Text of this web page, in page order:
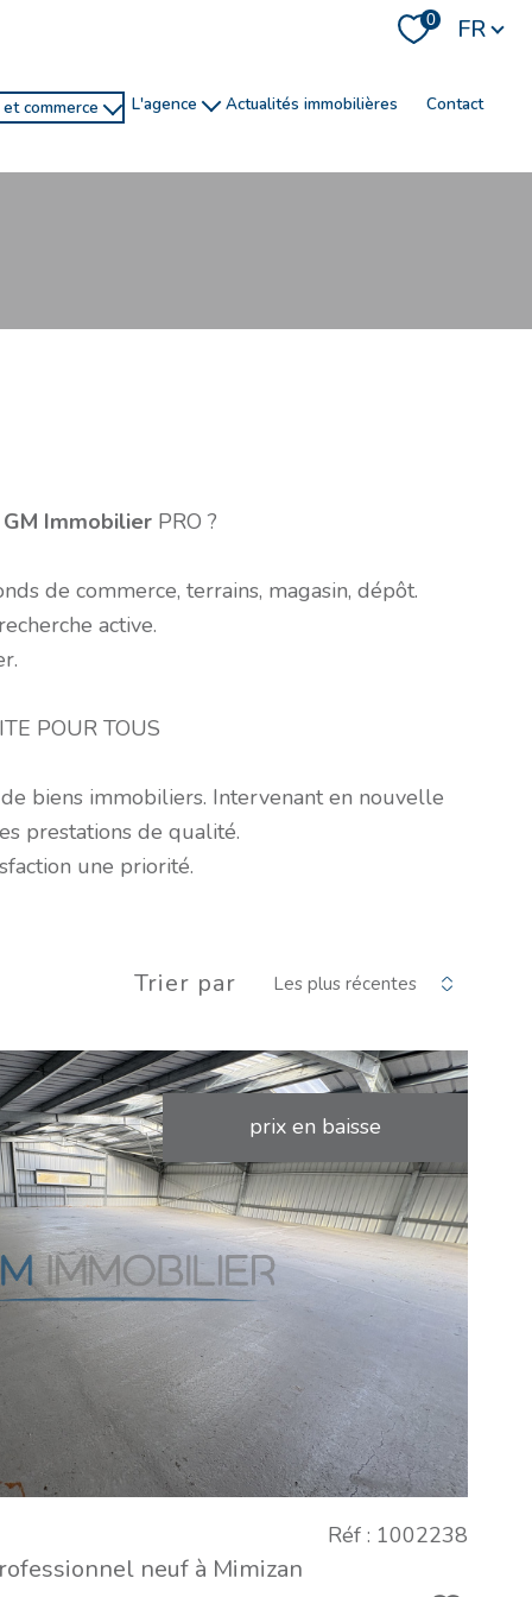
0 Langue
FR
et commerce l'agence actualités immobilières contact
GM ImmobilierPRO ?
de commerce, terrains, magasin, dépôt.
active.
POUR TOUS
biens immobiliers. Intervenant en nouvelle
prestations de qualité.
une priorité.
Trier par Les plus récentes
prix en baisse
VOIR LE
BIEN
neuf à Mimizan
Réf : 1002238